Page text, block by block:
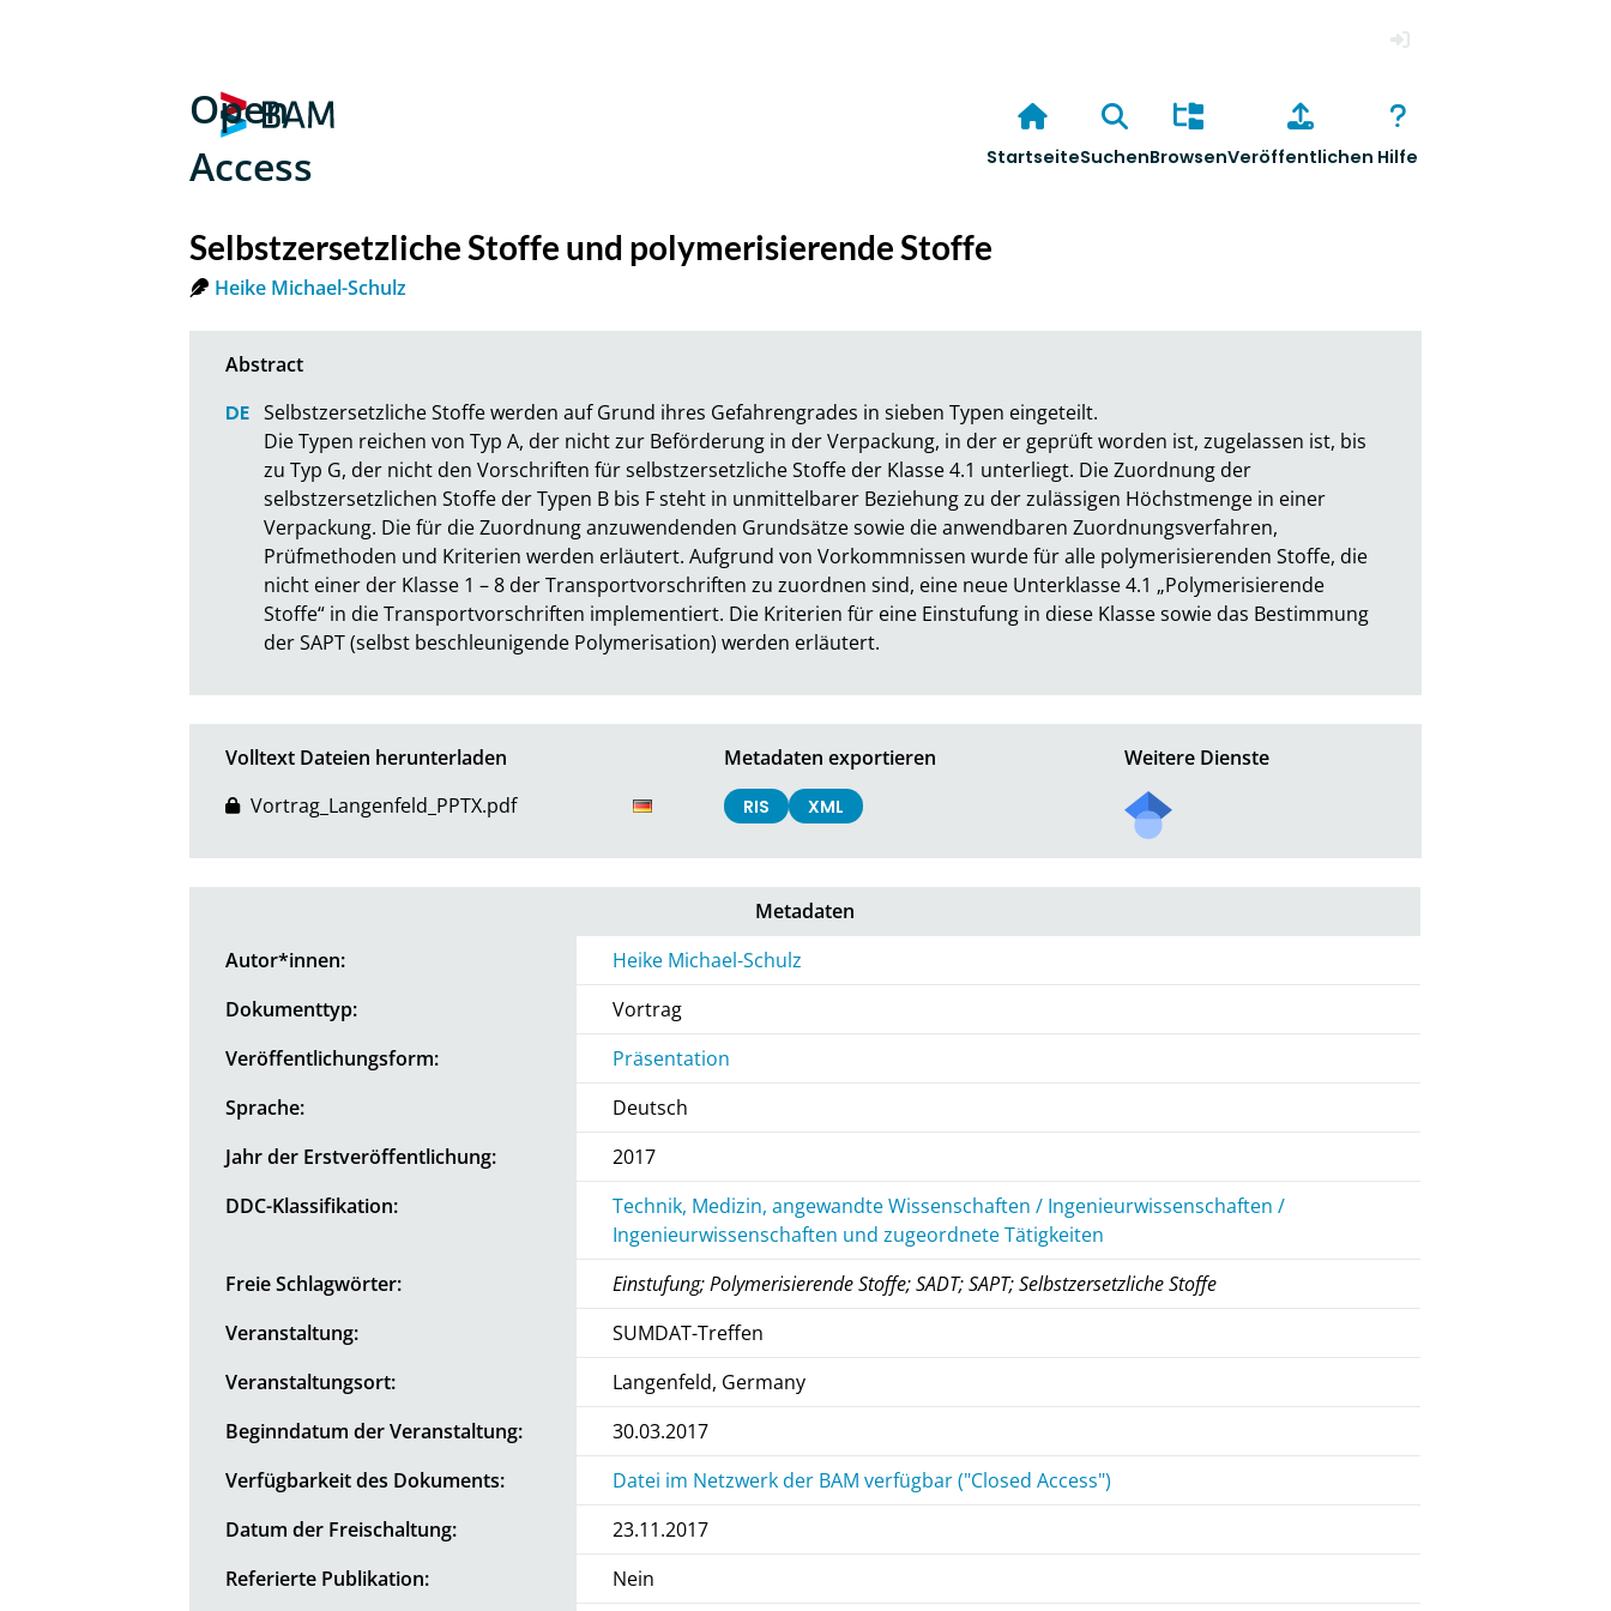
Open
Access
StartseiteSuchenBrowsenVeröffentlichen Hilfe
Selbstzersetzliche Stoffe und polymerisierende Stoffe
Heike Michael-Schulz
Selbstzersetzliche Stoffe werden auf Grund ihres Gefahrengrades in sieben Typen eingeteilt.
Die Typen reichen von Typ A, der nicht zur Beförderung in der Verpackung, in der er geprüft worden ist, zugelassen ist, bis
zu Typ G, der nicht den Vorschriften für selbstzersetzliche Stoffe der Klasse 4.1 unterliegt. Die Zuordnung der
selbstzersetzlichen Stoffe der Typen B bis F steht in unmittelbarer Beziehung zu der zulässigen Höchstmenge in einer
Verpackung. Die für die Zuordnung anzuwendenden Grundsätze sowie die anwendbaren Zuordnungsverfahren,
Prüfmethoden und Kriterien werden erläutert. Aufgrund von Vorkommnissen wurde für alle polymerisierenden Stoffe, die
nicht einer der Klasse 1 – 8 der Transportvorschriften zu zuordnen sind, eine neue Unterklasse 4.1 „Polymerisierende
Stoffe“ in die Transportvorschriften implementiert. Die Kriterien für eine Einstufung in diese Klasse sowie das Bestimmung
der SAPT (selbst beschleunigende Polymerisation) werden erläutert.
Volltext Dateien herunterladen
Vortrag_Langenfeld_PPTX.pdf
Metadaten exportieren
RIS XML
Weitere Dienste
Metadaten
Autor*innen:
Heike Michael-Schulz
Dokumenttyp:
Vortrag
Veröffentlichungsform:
Präsentation
Sprache:
Deutsch
Jahr der Erstveröffentlichung:
2017
DDC-Klassifikation:
Technik, Medizin, angewandte Wissenschaften / Ingenieurwissenschaften /
Ingenieurwissenschaften und zugeordnete Tätigkeiten
Freie Schlagwörter:
Einstufung; Polymerisierende Stoffe; SADT; SAPT; Selbstzersetzliche Stoffe
Veranstaltung:
SUMDAT-Treffen
Veranstaltungsort:
Langenfeld, Germany
Beginndatum der Veranstaltung:
30.03.2017
Verfügbarkeit des Dokuments:
Datei im Netzwerk der BAM verfügbar ("Closed Access")
Datum der Freischaltung:
23.11.2017
Referierte Publikation:
Nein